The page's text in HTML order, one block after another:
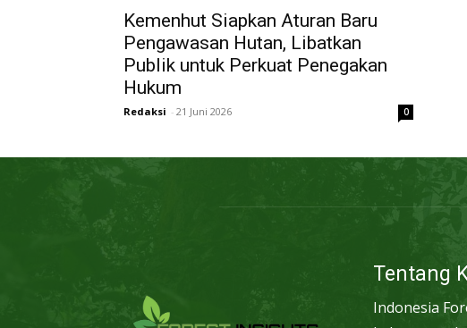
Kemenhut Siapkan Aturan Baru
Pengawasan Hutan, Libatkan
Publik untuk Perkuat Penegakan
Hukum
Redaksi - 21 Juni 2026 0
Tentang
Indonesia